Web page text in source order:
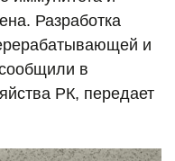
Разработка
и
в
РК, передает